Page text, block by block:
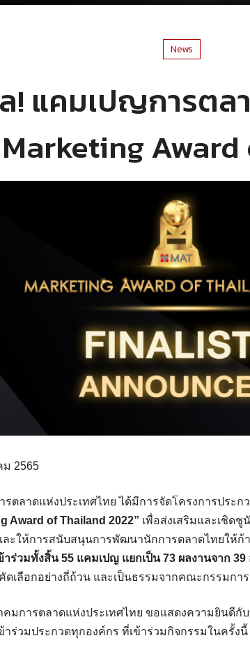
News
! แคมเปญการตล
2565
ตลาดแห่งประเทศไทย ได้มีการจัดโครงการประ
Award of Thailand 2022” เพื่อส่งเสริมและเชิด
ละให้การสนับสนุนการพัฒนานักการตลาดไทยให้ก้
าร่วมทั้งสิ้น 55 แคมเปญ แยกเป็น 73 ผลงานจาก 39
ดเลือกอย่างถี่ถ้วน และเป็นธรรมจากคณะกรรมก
มการตลาดแห่งประเทศไทย ขอแสดงความยินดีกั
ร่วมประกวดทุกองค์กร ที่เข้าร่วมกิจกรรมในครั้งนี้